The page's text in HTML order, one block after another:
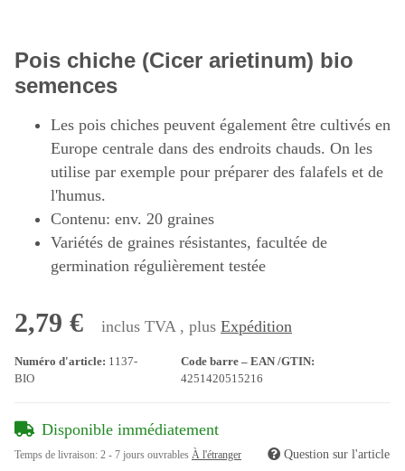
Pois chiche (Cicer arietinum) bio
semences
Les pois chiches peuvent également être cultivés en
Europe centrale dans des endroits chauds. On les
utilise par exemple pour préparer des falafels et de
l'humus.
Contenu: env. 20 graines
Variétés de graines résistantes, facultée de
germination régulièrement testée
2,79 € inclus TVA , plus Expédition
Numéro d'article: 1137-
BIO
Code barre – EAN /GTIN:
4251420515216
Disponible immédiatement
Temps de livraison: 2 - 7 jours ouvrables À l'étranger Question sur l'article